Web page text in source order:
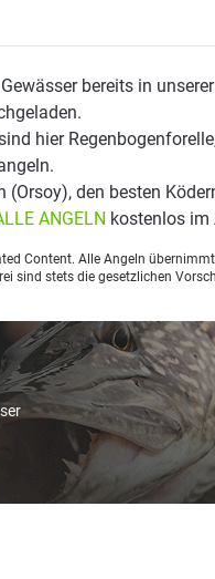
bereits in unserer
hier
den besten
ANGELN kostenlos im
Content. Alle Angeln
sind stets die gesetzlichen